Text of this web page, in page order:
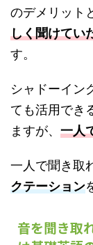
のデメリット
しく聞けてい
す。
シャドーイン
ても活用でき
ますが、 一人
一人で聞き取
クテーション
音を聞き取